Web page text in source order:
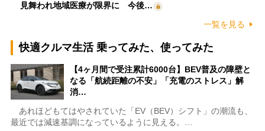
見舞われ地域医療が限界に 今後…
一覧を見る
快適クルマ生活 乗ってみた、使ってみた
【4ヶ月間で受注累計6000台】BEV普及の障壁と
なる「航続距離の不安」「充電のストレス」解
消…
あれほどもてはやされていた「EV（BEV）シフト」の潮流も、
最近では減速基調になっているように見える。…